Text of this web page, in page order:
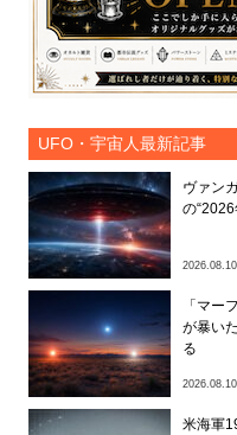
UFO・宇宙人最新記事
ヴァン
の
「マー
が暴い
る
米海軍